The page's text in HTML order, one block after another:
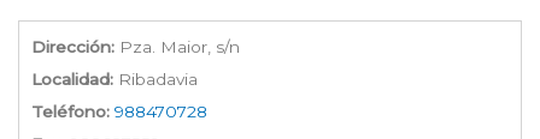
Dirección: Pza. Maior, s/n
Localidad: Ribadavia
Teléfono: 988470728